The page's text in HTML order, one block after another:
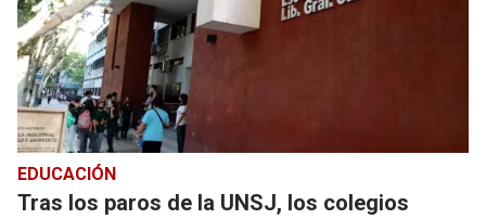
EDUCACIÓN
Tras los paros de la UNSJ, los colegios